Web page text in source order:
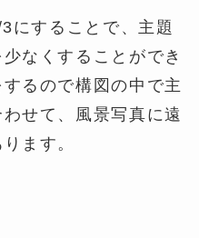
にすることで、主題
なくすることができ
るので構図の中で主
せて、風景写真に遠
ます。